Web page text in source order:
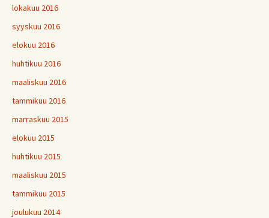
lokakuu 2016
syyskuu 2016
elokuu 2016
huhtikuu 2016
maaliskuu 2016
tammikuu 2016
marraskuu 2015
elokuu 2015
huhtikuu 2015
maaliskuu 2015
tammikuu 2015
joulukuu 2014